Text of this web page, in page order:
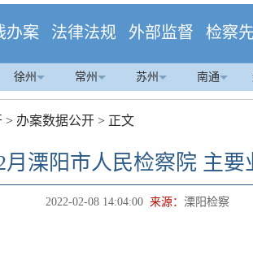
办案 法律法规 外部监督 检察
徐州 常州 苏州 南通
> 办案数据公开 > 正文
月溧阳市人民检察院 主
2022-02-08 14:04:00 来源： 溧阳检察